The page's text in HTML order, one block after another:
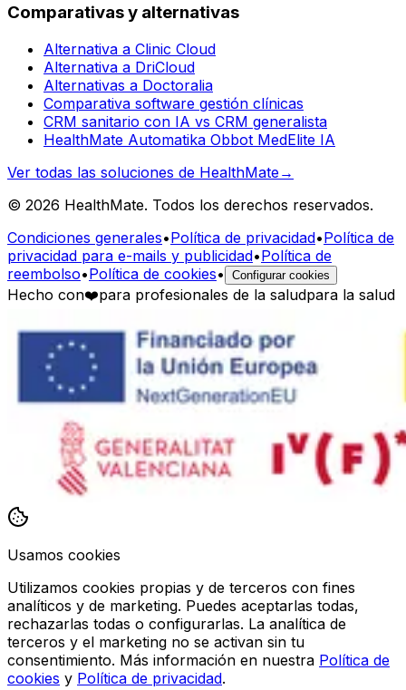
Comparativas y alternativas
Alternativa a Clinic Cloud
Alternativa a DriCloud
Alternativas a Doctoralia
Comparativa software gestión clínicas
CRM sanitario con IA vs CRM generalista
HealthMate Automatika Obbot MedElite IA
Ver todas las soluciones de HealthMate→
© 2026 HealthMate. Todos los derechos reservados.
Condiciones generales•Política de privacidad•Política de
privacidad para e-mails y publicidad•Política de
reembolso•Política de cookies• Configurar cookies
Hecho con❤️para profesionales de la saludpara la salud
Usamos cookies
Utilizamos cookies propias y de terceros con fines
analíticos y de marketing. Puedes aceptarlas todas,
rechazarlas todas o configurarlas. La analítica de
terceros y el marketing no se activan sin tu
consentimiento. Más información en nuestra Política de
cookies y Política de privacidad.